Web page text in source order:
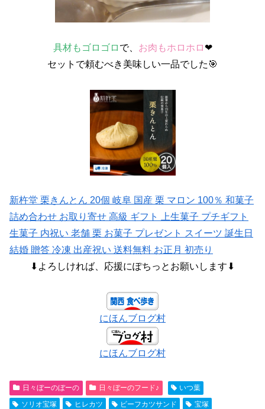
具材もゴロゴロ で、 お肉もホロホロ ❤
セットで頼むべき美味しい一品でした🎯
新杵堂 栗きんとん 20個 岐阜 国産 栗 マロン 100％ 和菓子
詰め合わせ お取り寄せ 高級 ギフト 上生菓子 プチギフト
生菓子 内祝い 老舗 栗 お菓子 プレゼント スイーツ 誕生日
結婚 贈答 冷凍 出産祝い 送料無料 お正月 初売り
⬇よろしければ、応援にぽちっとお願いします⬇
にほんブログ村
にほんブログ村
日々ぼーのぼーの 日々ぼーのフード♪
いつ葉
ソリオ宝塚
ヒレカツ ビーフカツサンド
宝塚